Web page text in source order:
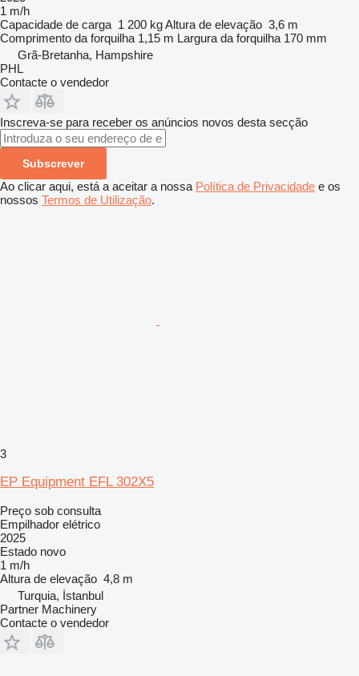
1 m/h
Capacidade de carga 1 200 kgAltura de elevação 3,6 m
Comprimento da forquilha 1,15 m Largura da forquilha 170 mm
Grã-Bretanha, Hampshire
PHL
Contacte o vendedor
Inscreva-se para receber os anúncios novos desta secção
Subscrever
Ao clicar aqui, está a aceitar a nossa Política de Privacidade e os
nossos Termos de Utilização.
3
EP Equipment EFL 302X5
Preço sob consulta
Empilhador elétrico
2025
Estado novo
1 m/h
Altura de elevação 4,8 m
Turquia, İstanbul
Partner Machinery
Contacte o vendedor